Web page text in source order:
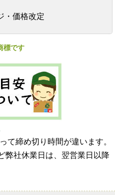
・価格改定
標です
て締め切り時間が違います。
弊社休業日は、翌営業日以降